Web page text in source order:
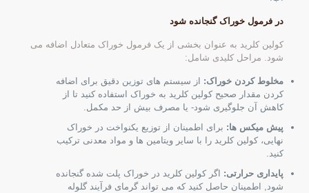
در فرمول خوراک گنجانده شود
کولین کلرید به عنوان بخشی از یک فرمول خوراک متعادل اضافه می
شود. مراحل کلیدی شامل:
مخلوط کردن خوراک: از سیستم های توزین دقیق برای اضافه
کردن مقدار صحیح کولین کلرید به خوراک استفاده کنید تا از
کاهش آن جلوگیری شود- یا مصرف بیش از حد مکمل.
پیش میکس ها: برای اطمینان از توزیع یکنواخت در خوراک
نهایی، کولین کلرید را با سایر ویتامین ها و مواد معدنی ترکیب
کنید.
پایداری حرارتی: اگر کولین کلرید در خوراک پلت شده گنجانده
شود, اطمینان حاصل کنید که می تواند گرمای فرآیند گلوله